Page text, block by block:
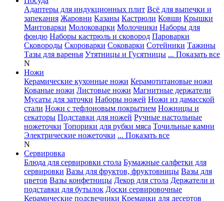
Адаптеры для индукционных плит Всё для выпечки и
запекания Жаровни Казаны Кастрюли Ковши Крышки
Мантоварки Молоковарки Молочники Наборы для
фондю Наборы кастрюль и сковород Пароварки
Сковороды Скороварки Соковарки Сотейники Тажины
Тазы для варенья Утятницы и Гусятницы ... Показать все
N
Ножи
Керамические кухонные ножи Керамотитановые ножи
Кованые ножи Листовые ножи Магнитные держатели
Мусаты для заточки Наборы ножей Ножи из дамасской
стали Ножи с тефлоновым покрытием Ножницы и
секаторы Подставки для ножей Ручные настольные
ножеточки Топорики для рубки мяса Точильные камни
Электрические ножеточки ... Показать все
N
Сервировка
Блюда для сервировки стола Бумажные салфетки для
сервировки Вазы для фруктов, фруктовницы Вазы для
цветов Вазы конфетницы Декор для стола Держатели и
подставки для бутылок Доски сервировочные
Керамические подсвечники Креманки для десертов